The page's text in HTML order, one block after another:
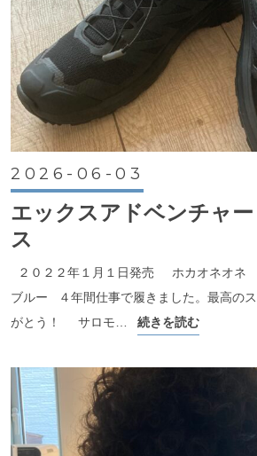
2026-06-03
エックスアドベンチャ
ス
２０２２年１月１日発売 ホカオネオネ
ブルー ４年間仕事で履きました。最高の
がとう！ サロモ…
続きを読む